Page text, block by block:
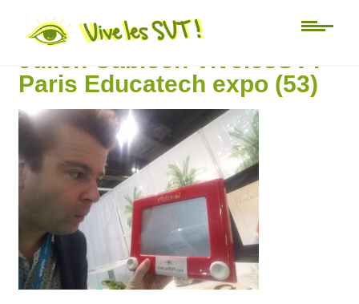
Salon de l’éducation SVT
Julien Cabioch VivelesSVT
Paris Educatech expo (53)